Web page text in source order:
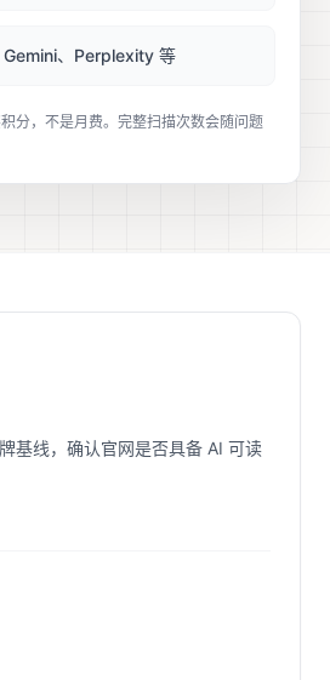
、Perplexity 等
分，不是月费。完整扫描次数会随问题
基线，确认官网是否具备 AI 可读